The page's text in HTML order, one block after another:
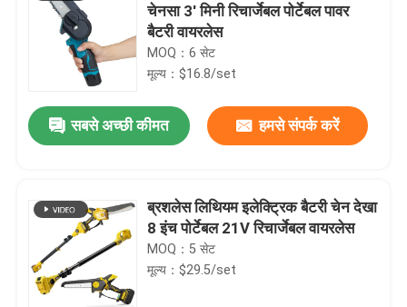
चेनसा 3' मिनी रिचार्जेबल पोर्टेबल पावर
बैटरी वायरलेस
MOQ：6 सेट
मूल्य：$16.8/set
सबसे अच्छी कीमत हमसे संपर्क करें
ब्रशलेस लिथियम इलेक्ट्रिक बैटरी चेन देखा
8 इंच पोर्टेबल 21V रिचार्जेबल वायरलेस
MOQ：5 सेट
मूल्य：$29.5/set